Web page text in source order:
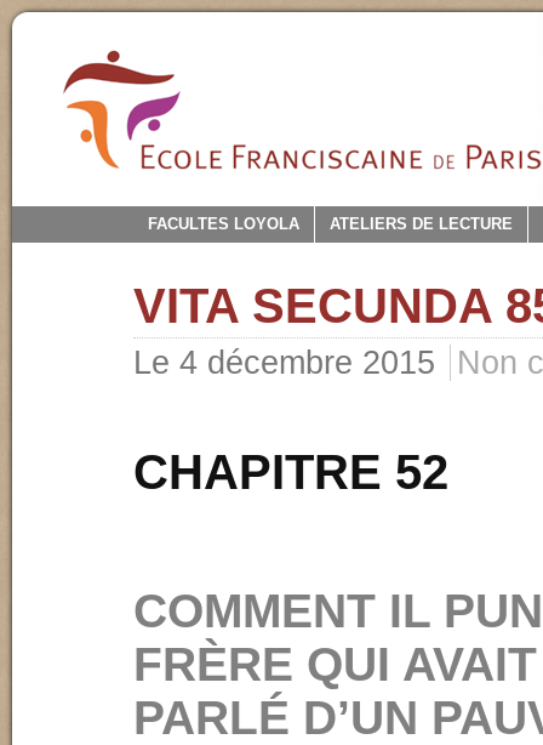
FACULTES LOYOLA ATELIERS DE LECTURE
VITA SECUNDA
Le 4 décembre 2015 Non
CHAPITRE 52
COMMENT IL
FRÈRE QUI
PARLÉ D’UN